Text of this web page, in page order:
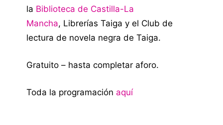
la Biblioteca de Castilla-La
Mancha, Librerías Taiga y el Club de
lectura de novela negra de Taiga.
Gratuito – hasta completar aforo.
Toda la programación aquí